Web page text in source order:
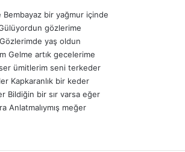
bir yağmur içinde
gözlerime
yaş oldun
Gelme artık gecelerime
ümitlerim seni terkeder
Kapkaranlık bir keder
Bildiğin bir sır varsa eğer
Anlatmalıymış meğer